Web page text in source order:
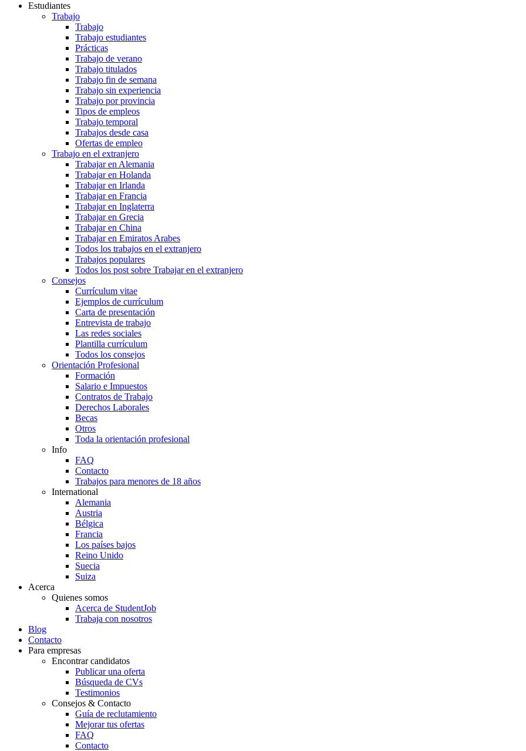
Estudiantes
Trabajo
Trabajo
Trabajo estudiantes
Prácticas
Trabajo de verano
Trabajo titulados
Trabajo fin de semana
Trabajo sin experiencia
Trabajo por provincia
Tipos de empleos
Trabajo temporal
Trabajos desde casa
Ofertas de empleo
Trabajo en el extranjero
Trabajar en Alemania
Trabajar en Holanda
Trabajar en Irlanda
Trabajar en Francia
Trabajar en Inglaterra
Trabajar en Grecia
Trabajar en China
Trabajar en Emiratos Arabes
Todos los trabajos en el extranjero
Trabajos populares
Todos los post sobre Trabajar en el extranjero
Consejos
Currículum vitae
Ejemplos de currículum
Carta de presentación
Entrevista de trabajo
Las redes sociales
Plantilla currículum
Todos los consejos
Orientación Profesional
Formación
Salario e Impuestos
Contratos de Trabajo
Derechos Laborales
Becas
Otros
Toda la orientación profesional
Info
FAQ
Contacto
Trabajos para menores de 18 años
International
Alemania
Austria
Bélgica
Francia
Los países bajos
Reino Unido
Suecia
Suiza
Acerca
Quienes somos
Acerca de StudentJob
Trabaja con nosotros
Blog
Contacto
Para empresas
Encontrar candidatos
Publicar una oferta
Búsqueda de CVs
Testimonios
Consejos & Contacto
Guía de reclutamiento
Mejorar tus ofertas
FAQ
Contacto